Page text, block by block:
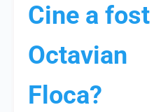
Cine a fost
Octavian
Floca?